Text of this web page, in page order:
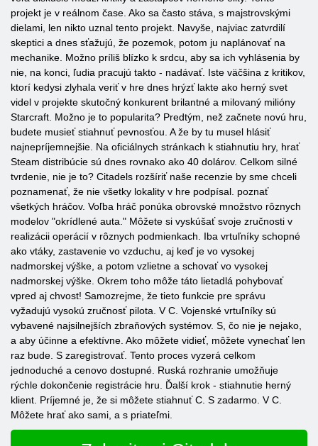
projekt je v reálnom čase. Ako sa často stáva, s majstrovskými
dielami, len nikto uznal tento projekt. Navyše, najviac zatvrdilí
skeptici a dnes sťažujú, že pozemok, potom ju naplánovať na
mechanike. Možno príliš blízko k srdcu, aby sa ich vyhlásenia by
nie, na konci, ľudia pracujú takto - nadávať. Iste väčšina z kritikov,
ktorí kedysi zlyhala veriť v hre dnes hrýzť lakte ako herný svet
videl v projekte skutočný konkurent brilantné a milovaný milióny
Starcraft. Možno je to popularita? Predtým, než začnete novú hru,
budete musieť stiahnuť pevnosťou. A že by tu musel hlásiť
najnepríjemnejšie. Na oficiálnych stránkach k stiahnutiu hry, hrať
Steam distribúcie sú dnes rovnako ako 40 dolárov. Celkom silné
tvrdenie, nie je to? Citadels rozšíriť naše recenzie by sme chceli
poznamenať, že nie všetky lokality v hre podpísal. poznať
všetkých hráčov. Voľba hráč ponúka obrovské množstvo rôznych
modelov "okrídlené auta." Môžete si vyskúšať svoje zručnosti v
realizácii operácií v rôznych podmienkach. Iba vrtuľníky schopné
ako vtáky, zastavenie vo vzduchu, aj keď je vo vysokej
nadmorskej výške, a potom vzlietne a schovať vo vysokej
nadmorskej výške. Okrem toho môže táto lietadlá pohybovať
vpred aj chvost! Samozrejme, že tieto funkcie pre správu
vyžadujú vysokú zručnosť pilota. V C. Vojenské vrtuľníky sú
vybavené najsilnejších zbraňových systémov. S, čo nie je nejako,
a aby účinne a efektívne. Ako môžete vidieť, môžete vynechať len
raz bude. S zaregistrovať. Tento proces vyzerá celkom
jednoduché a cenovo dostupné. Ruská rozhranie umožňuje
rýchle dokončenie registrácie hru. Ďalší krok - stiahnutie herný
klient. Príjemné je, že si môžete stiahnuť C. S zadarmo. V C.
Môžete hrať ako sami, a s priateľmi.